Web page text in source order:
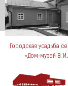
Городская усадьба
«Дом-музей В.